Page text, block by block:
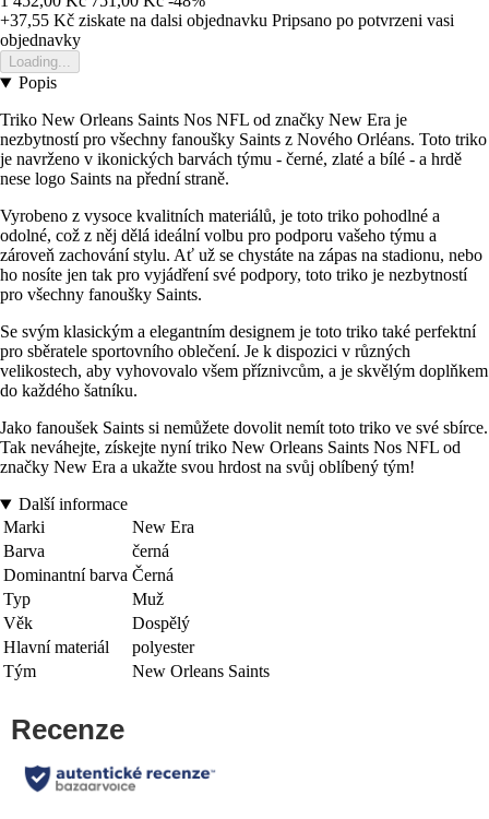
+37,55 Kč ziskate na dalsi objednavku Pripsano po potvrzeni vasi
objednavky
Loading...
Popis
Triko New Orleans Saints Nos NFL od značky New Era je
nezbytností pro všechny fanoušky Saints z Nového Orléans. Toto triko
je navrženo v ikonických barvách týmu - černé, zlaté a bílé - a hrdě
nese logo Saints na přední straně.
Vyrobeno z vysoce kvalitních materiálů, je toto triko pohodlné a
odolné, což z něj dělá ideální volbu pro podporu vašeho týmu a
zároveň zachování stylu. Ať už se chystáte na zápas na stadionu, nebo
ho nosíte jen tak pro vyjádření své podpory, toto triko je nezbytností
pro všechny fanoušky Saints.
Se svým klasickým a elegantním designem je toto triko také perfektní
pro sběratele sportovního oblečení. Je k dispozici v různých
velikostech, aby vyhovovalo všem příznivcům, a je skvělým doplňkem
do každého šatníku.
Jako fanoušek Saints si nemůžete dovolit nemít toto triko ve své sbírce.
Tak neváhejte, získejte nyní triko New Orleans Saints Nos NFL od
značky New Era a ukažte svou hrdost na svůj oblíbený tým!
Další informace
Marki
New Era
Barva
černá
Dominantní barva Černá
Typ
Muž
Věk
Dospělý
Hlavní materiál
polyester
Tým
New Orleans Saints